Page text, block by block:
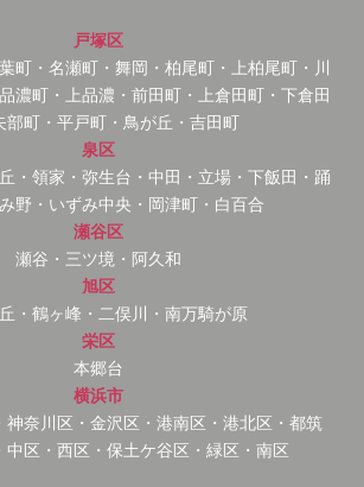
戸塚区
町・名瀬町・舞岡・柏尾町・上柏尾町・川
濃町・上品濃・前田町・上倉田町・下倉田
部町・平戸町・鳥が丘・吉田町
泉区
・領家・弥生台・中田・立場・下飯田・踊
野・いずみ中央・岡津町・白百合
瀬谷区
瀬谷・三ツ境・阿久和
旭区
・鶴ヶ峰・二俣川・南万騎が原
栄区
本郷台
横浜市
神奈川区・金沢区・港南区・港北区・都筑
中区・西区・保土ケ谷区・緑区・南区